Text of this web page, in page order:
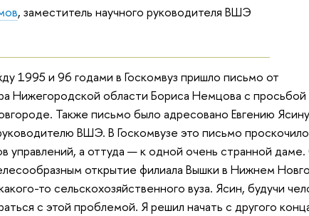
, заместитель научного руководителя ВШЭ
1995 и 96 годами в Госкомвуз пришло письмо от
Нижегородской области Бориса Немцова с
Также письмо было адресовано Евгению
ВШЭ. В Госкомвузе это письмо
управлений, а оттуда — к одной очень странной
открытие филиала Вышки в Нижнем
то сельскохозяйственного вуза. Ясин, будучи
с этой проблемой. Я решил начать с другого